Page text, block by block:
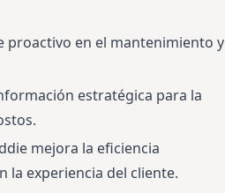
proactivo en el mantenimiento y
estratégica para la
mejora la eficiencia
la experiencia del cliente.